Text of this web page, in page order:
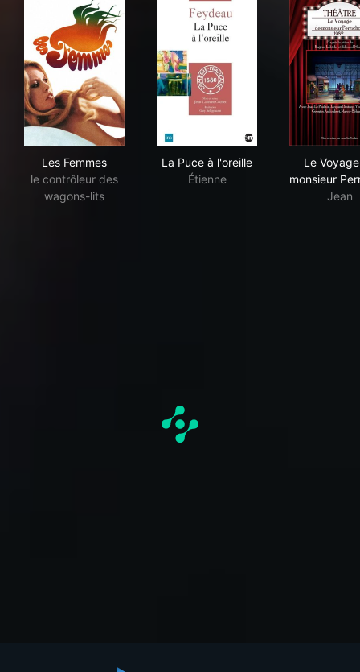
Les Femmes
le contrôleur des
wagons-lits
La Puce à l'oreille
Étienne
Le
monsieur
Jean